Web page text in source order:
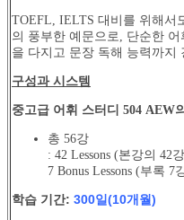
TOEFL, IELTS 대비를 위해서
의 풍부한 예문으로, 단순한
을 다지고 문장 독해 능력까지
구성과 시스템
중고급 어휘 스터디 504 AEW
총 56강
: 42 Lessons (본강의 42
7 Bonus Lessons (부록 7
학습 기간: 300일(10개월)